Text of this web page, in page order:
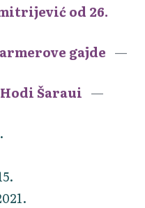
od 26.
gajde
Hodi Šaraui